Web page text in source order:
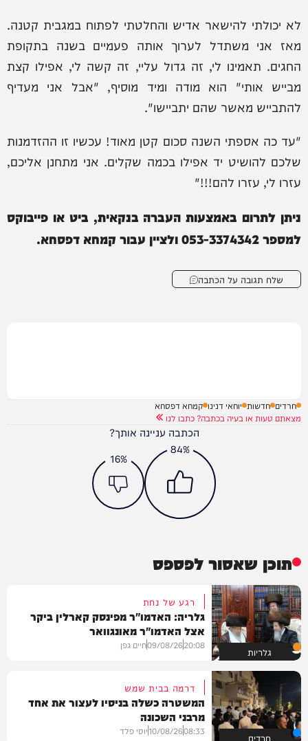
לא יכולתי להישאר אדיש והחלטתי לפתוח במגבית קטנה.
מאז אני משתדל לערוך אותה פעמיים בשנה בתקופת
החגים. תאמינו לי, זה גדול עליי, זה קשה לי, אפילו קצת
מבייש אותי" הוא מודה ומיד מוסיף, "אבל אני מעדיף
להתבייש מאשר שהם יתביישו".
"עד כה אספתי השנה סכום קטן מאוד! עכשיו זו ההזדמנות
שלכם להושיט יד אפילו בכמה שקלים. אני מתחנן אליכם,
עזרו לי, עזרו להם!!!"
ניתן לתרום באמצעות העברה בנקאית, ביט או פייבוקס
למספר 053-3374342 ולציין עבור קמחא דפסחא.
שלח תגובה על הכתבה
חרדים חדשות יוחאי דנינו קמחא דפסחא
מצאתם טעות או בעיה בכתבה? כתבו לנו
הכתבה עניינה אותך?
84%
16%
תוכן שאסור לפספס
גלריות
רגע של נחת
גלריה: האדמו"ר מפינסק קארלין ביקר
אצל האדמו"ר מאונגוואר
20:08
09/08/26חיים גפן
חרדים
דרמה בבית שמש
המשטרה כשלה בניסיו לעצור את אחד
מרבני השכונה
08:33
10/08/26יוסי פלד